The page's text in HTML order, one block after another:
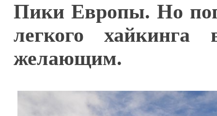
Пики Европы. Но
легкого хайкинга
желающим.